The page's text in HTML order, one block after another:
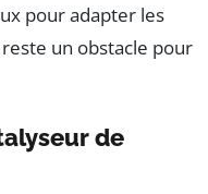
pour adapter les
un obstacle pour
de